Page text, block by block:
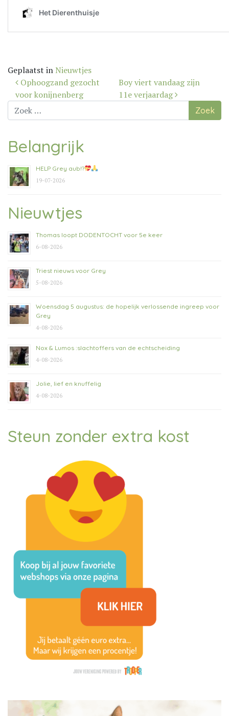
Geplaatst in Nieuwtjes
Bericht
navigatie
Ophoogzand gezocht
voor konijnenberg
Boy viert vandaag zijn
11e verjaardag
Zoek
naar:
Belangrijk
HELP Grey aub!?
19-07-2026
Nieuwtjes
Thomas loopt DODENTOCHT voor 5e keer
6-08-2026
Triest nieuws voor Grey
5-08-2026
Woensdag 5 augustus: de hopelijk verlossende ingreep voor
Grey
4-08-2026
Nox & Lumos :slachtoffers van de echtscheiding
4-08-2026
Jolie, lief en knuffelig
4-08-2026
Steun zonder extra kost